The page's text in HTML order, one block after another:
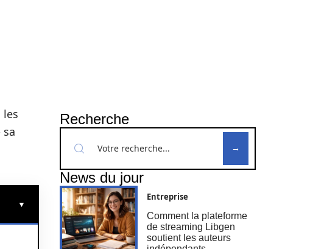
les
Recherche
News du jour
Entreprise
Comment la plateforme
de streaming Libgen
soutient les auteurs